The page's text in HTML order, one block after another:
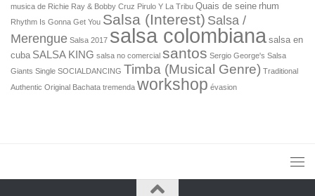
musica de Richie Ray & Bobby Cruz Pirulo Y La Tribu Quais de seine rhum
Rhythm Is Gonna Get You Salsa (Interest) Salsa /
Merengue Salsa 2017 salsa colombiana salsa en
cuba SALSA KING salsa no comercial santos Sergio George's Salsa
Giants Single SOCIALDANCING Timba (Musical Genre) Traditional
Authentic Original Bachata tremenda workshop évasion